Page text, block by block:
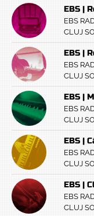
EBS |
EBS
CLUJ
EBS |
EBS
CLUJ
EBS |
EBS
CLUJ
EBS |
EBS
CLUJ
EBS |
EBS
CLUJ